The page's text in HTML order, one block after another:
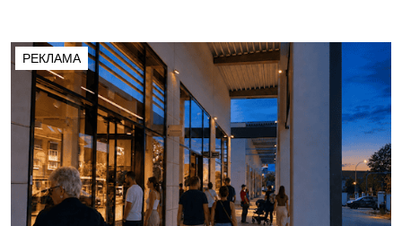
РЕКЛАМА